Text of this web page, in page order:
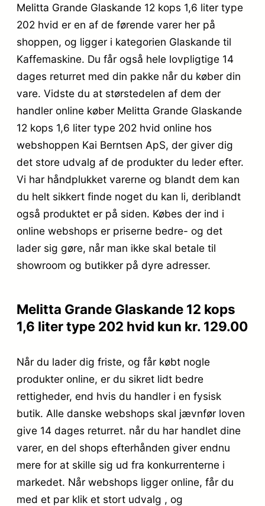
Melitta Grande Glaskande 12 kops 1,6 liter type
202 hvid er en af de førende varer her på
shoppen, og ligger i kategorien Glaskande til
Kaffemaskine. Du får også hele lovpligtige 14
dages returret med din pakke når du køber din
vare. Vidste du at størstedelen af dem der
handler online køber Melitta Grande Glaskande
12 kops 1,6 liter type 202 hvid online hos
webshoppen Kai Berntsen ApS, der giver dig
det store udvalg af de produkter du leder efter.
Vi har håndplukket varerne og blandt dem kan
du helt sikkert finde noget du kan li, deriblandt
også produktet er på siden. Købes der ind i
online webshops er priserne bedre- og det
lader sig gøre, når man ikke skal betale til
showroom og butikker på dyre adresser.
Melitta Grande Glaskande 12 kops
1,6 liter type 202 hvid kun kr. 129.00
Når du lader dig friste, og får købt nogle
produkter online, er du sikret lidt bedre
rettigheder, end hvis du handler i en fysisk
butik. Alle danske webshops skal jævnfør loven
give 14 dages returret. når du har handlet dine
varer, en del shops efterhånden giver endnu
mere for at skille sig ud fra konkurrenterne i
markedet. Når webshops ligger online, får du
med et par klik et stort udvalg , og